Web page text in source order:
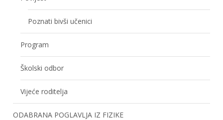
Poznati bivši učenici
Program
Školski odbor
Vijeće roditelja
ODABRANA POGLAVLJA IZ FIZIKE